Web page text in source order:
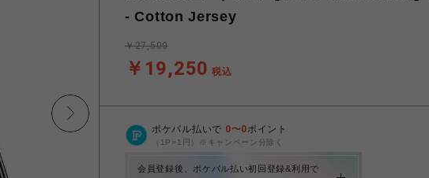
- Cotton Jersey
￥19,250 税込
￥27,500
ポケパル払いで 0〜0ポイント
（1P=1円）※キャンペーン分除く
会員登録後、ポケパル払い初回登録&利用で